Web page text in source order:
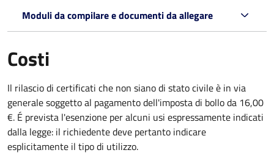
Moduli da compilare e documenti da allegare
Costi
Il rilascio di certificati che non siano di stato civile è in via
generale soggetto al pagamento dell'imposta di bollo da 16,00
€. É prevista l'esenzione per alcuni usi espressamente indicati
dalla legge: il richiedente deve pertanto indicare
esplicitamente il tipo di utilizzo.